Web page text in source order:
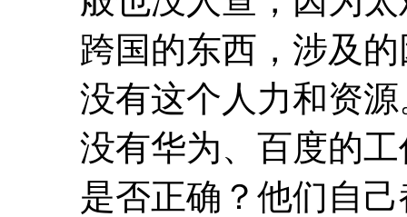
跨国的东西，涉及
没有这个人力和资
没有华为、百度的
是否正确？他们自